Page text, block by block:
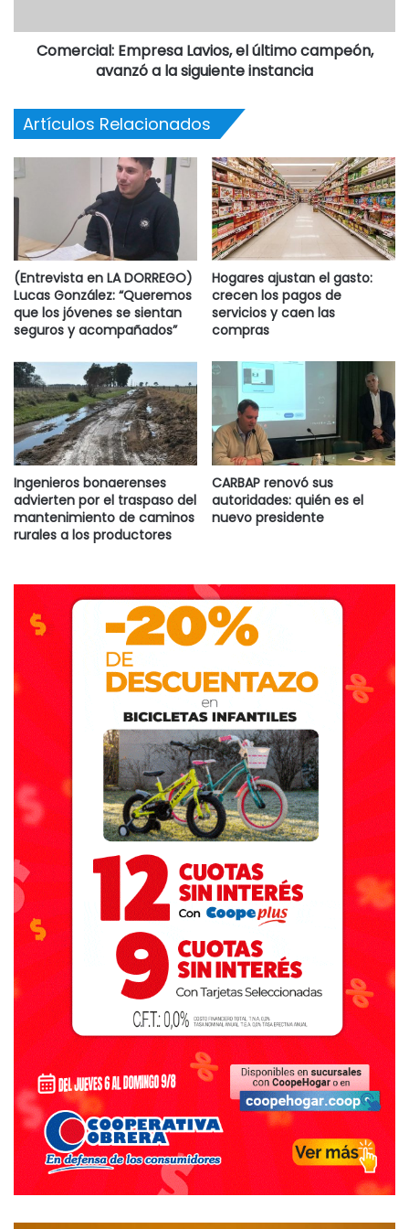
Comercial: Empresa Lavios, el último campeón,
avanzó a la siguiente instancia
Artículos Relacionados
(Entrevista en LA DORREGO)
Lucas González: “Queremos
que los jóvenes se sientan
seguros y acompañados”
Hogares ajustan el gasto:
crecen los pagos de
servicios y caen las
compras
Ingenieros bonaerenses
advierten por el traspaso del
mantenimiento de caminos
rurales a los productores
CARBAP renovó sus
autoridades: quién es el
nuevo presidente